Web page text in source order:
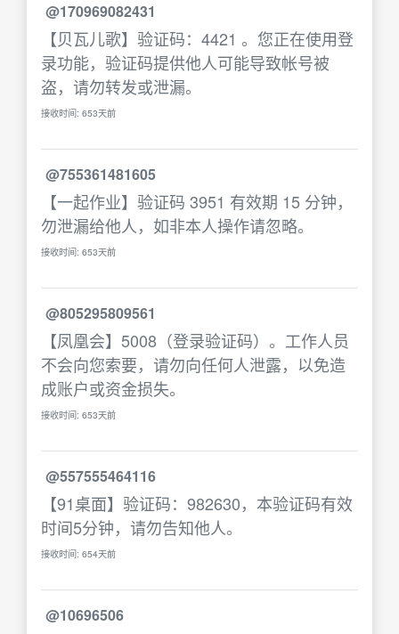
@170969082431
【贝瓦儿歌】验证码：4421 。您正在使用登
录功能，验证码提供他人可能导致帐号被
盗，请勿转发或泄漏。
接收时间: 653天前
@755361481605
【一起作业】验证码 3951 有效期 15 分钟，
勿泄漏给他人，如非本人操作请忽略。
接收时间: 653天前
@805295809561
【凤凰会】5008（登录验证码）。工作人员
不会向您索要，请勿向任何人泄露，以免造
成账户或资金损失。
接收时间: 653天前
@557555464116
【91桌面】验证码：982630，本验证码有效
时间5分钟，请勿告知他人。
接收时间: 654天前
@10696506